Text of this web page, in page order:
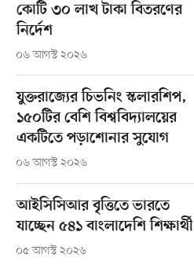
কোটি ৩০ লাখ টাকা বিতরণের
নির্দেশ
০৬ আগস্ট ২০২৬
যুক্তরাজ্যের চিভনিং স্কলারশিপ,
১৫০টির বেশি বিশ্ববিদ্যালয়ের
একটিতে পড়াশোনার সুযোগ
০৬ আগস্ট ২০২৬
আইসিসিআর বৃত্তিতে ভারতে
যাচ্ছেন ৫৪১ বাংলাদেশি শিক্ষার্থী
০৫ আগস্ট ২০২৬